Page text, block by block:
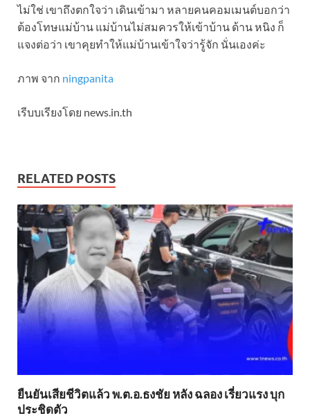
ไม่ใช่ เขาถึงตกใจว่า เดินเข้ามา หลายคนคอมเมนต์บอกว่า
ต้องโทษแม่บ้าน แม่บ้านไม่สมควรให้เข้าบ้าน ด้าน หนิง ก็
แจงต่อว่า เขาคุยทำให้แม่บ้านเข้าใจว่ารู้จัก นั่นเองค่ะ
ภาพ จาก ningpanita
เรีบบเรียงโดย news.in.th
RELATED POSTS
ยืนยันเสียชีวิตแล้ว พ.ต.อ.ธงชัย หลัง ฉลอง เรี่ยวแรง บุก
ประชิดตัว